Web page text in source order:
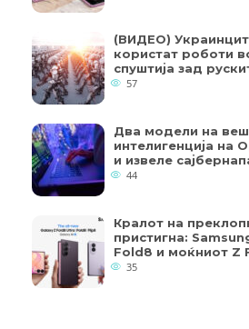
(ВИДЕО)
користат роботи
спуштија зад
57
Два модели на
интелигенција на
и извеле
44
Кралот на
пристигна:
Fold8 и моќниот Z
35